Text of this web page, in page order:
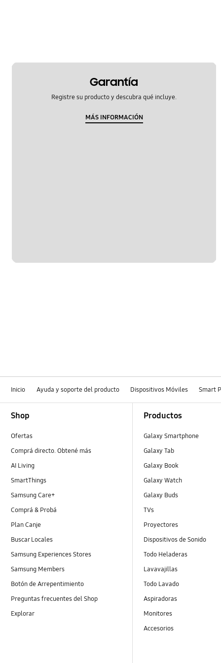
Multimedia
Garantía
Registre su producto y descubra qué incluye.
MÁS INFORMACIÓN
Inicio Ayuda y soporte del producto Dispositivos Móviles Smart
Shop
Ofertas
Comprá directo. Obtené más
AI Living
SmartThings
Samsung Care+
Comprá & Probá
Plan Canje
Buscar Locales
Samsung Experiences Stores
Samsung Members
Botón de Arrepentimiento
Preguntas frecuentes del Shop
Explorar
Productos
Galaxy Smartphone
Galaxy Tab
Galaxy Book
Galaxy Watch
Galaxy Buds
TVs
Proyectores
Dispositivos de Sonido
Todo Heladeras
Lavavajillas
Todo Lavado
Aspiradoras
Monitores
Accesorios